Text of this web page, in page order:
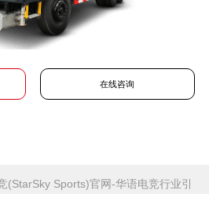
在线咨询
(StarSky Sports)官网-华语电竞行业引